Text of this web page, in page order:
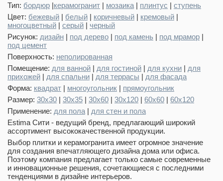
Тип: бордюр |керамогранит | мозаика | плинтус | ступень
Цвет: бежевый | белый | коричневый | кремовый |
многоцветный | серый | черный
Рисунок: дизайн | под дерево | под камень | под мрамор |
под цемент
Поверхность: неполированная
Помещение: для ванной | для гостиной | для кухни | для
прихожей | для спальни | для террасы | для фасада
Форма: квадрат | многоугольник | прямоугольник
Размер: 30х30 | 30x35 | 30х60 | 30х120 | 60x60 | 60x120
Применение: для пола | для стен и пола
Estima Сити - ведущий бренд, предлагающий широкий
ассортимент высококачественной продукции.
Выбор плитки и керамогранита имеет огромное значение
для создания впечатляющего дизайна дома или офиса.
Поэтому компания предлагает только самые современные
и инновационные решения, сочетающиеся с последними
тенденциями в дизайне интерьеров.